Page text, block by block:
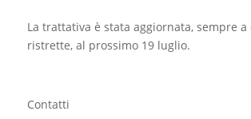
La trattativa è stata aggiornata, sempre a
ristrette, al prossimo 19 luglio.
Contatti